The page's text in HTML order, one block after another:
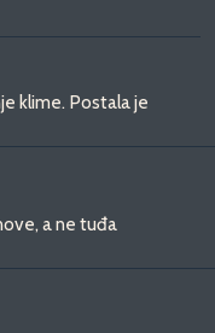
klime. Postala je
a ne tuđa